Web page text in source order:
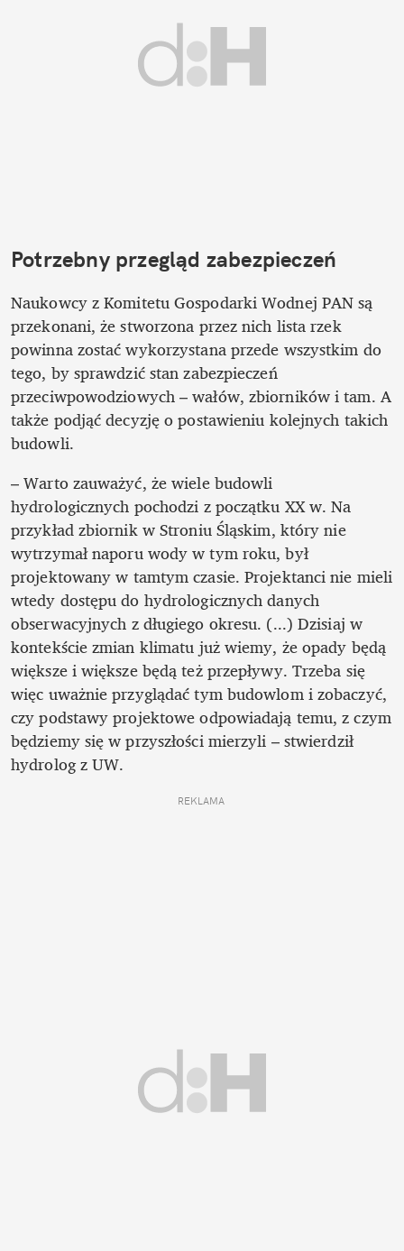
Potrzebny przegląd zabezpieczeń
Naukowcy z Komitetu Gospodarki Wodnej PAN są
przekonani, że stworzona przez nich lista rzek
powinna zostać wykorzystana przede wszystkim do
tego, by sprawdzić stan zabezpieczeń
przeciwpowodziowych ­– wałów, zbiorników i tam. A
także podjąć decyzję o postawieniu kolejnych takich
budowli.
– Warto zauważyć, że wiele budowli
hydrologicznych pochodzi z początku XX w. Na
przykład zbiornik w Stroniu Śląskim, który nie
wytrzymał naporu wody w tym roku, był
projektowany w tamtym czasie. Projektanci nie mieli
wtedy dostępu do hydrologicznych danych
obserwacyjnych z długiego okresu. (...) Dzisiaj w
kontekście zmian klimatu już wiemy, że opady będą
większe i większe będą też przepływy. Trzeba się
więc uważnie przyglądać tym budowlom i zobaczyć,
czy podstawy projektowe odpowiadają temu, z czym
będziemy się w przyszłości mierzyli – stwierdził
hydrolog z UW.
REKLAMA